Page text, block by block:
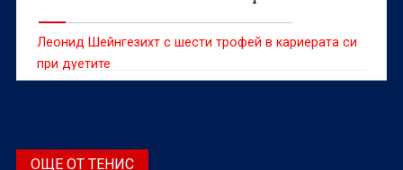
Леонид Шейнгезихт с шести трофей в кариерата си
при дуетите
ОЩЕ ОТ ТЕНИС